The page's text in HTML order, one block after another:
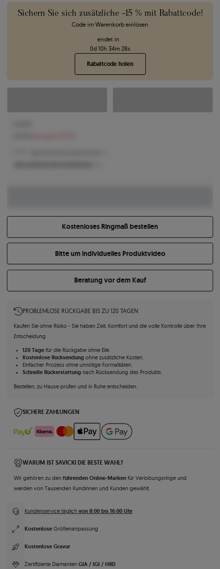
Sichern Sie sich zusätzliche -15 % mit Rabattcode!
Code im Warenkorb einlösen
endet in
0d 10h 34m 27s
Rabattcode holen
Kostenloses Ringmaß bestellen
Bitte um individuelles Produktvideo
Beratung vor dem Kauf
PROBLEMLOSE RÜCKGABE BIS ZU 120 TAGEN
Kaufen Sie ohne Risiko - Sie haben Zeit, Komfort und die volle Kontrolle über Ihre
Entscheidung.
120 Tagefür die Rückgabe ohne Eile.
Kostenlose Rücksendungohne zusätzliche Kosten.
Einfacher Prozess ohne unnötige Formalitäten.
Schnelle Rückerstattungnach Rücksendung des Produkts.
Bestellen, zu Hause prüfen und in Ruhe entscheiden.
SICHERE ZAHLUNGEN
WARUM IST SAVICKI DIE BESTE WAHL?
Wir gehören zu den führenden Online-Marken für Verlobungsringe und
werden von Tausenden Kundinnen und Kunden gewählt.
Kundenservice täglich von 8:00 bis 16:00 Uhr
Kostenlose Größenanpassung
Kostenlose Gravur
Zertifizierte Diamanten GIA / IGI / HRD